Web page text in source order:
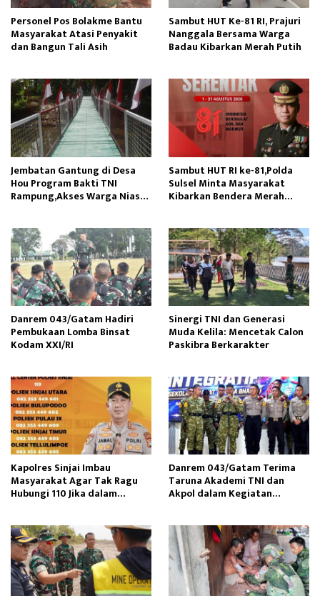
Personel Pos Bolakme Bantu
Masyarakat Atasi Penyakit
dan Bangun Tali Asih
Sambut HUT Ke-81 RI, Prajuri
Nanggala Bersama Warga
Badau Kibarkan Merah Putih
Jembatan Gantung di Desa
Hou Program Bakti TNI
Rampung,Akses Warga Nias
Sambut HUT RI ke-81,Polda
Sulsel Minta Masyarakat
Kibarkan Bendera Merah
Danrem 043/Gatam Hadiri
Pembukaan Lomba Binsat
Kodam XXI/RI
Sinergi TNI dan Generasi
Muda Kelila: Mencetak Calon
Paskibra Berkarakter
Kapolres Sinjai Imbau
Masyarakat Agar Tak Ragu
Hubungi 110 Jika dalam
Danrem 043/Gatam Terima
Taruna Akademi TNI dan
Akpol dalam Kegiatan